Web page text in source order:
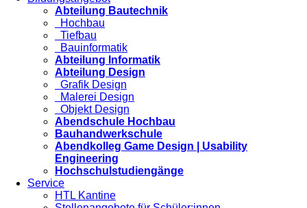
Abteilung Bautechnik
Hochbau
Tiefbau
Bauinformatik
Abteilung Informatik
Abteilung Design
Grafik Design
Malerei Design
Objekt Design
Abendschule Hochbau
Bauhandwerkschule
Abendkolleg Game Design | Usability
Engineering
Hochschulstudiengänge
Service
HTL Kantine